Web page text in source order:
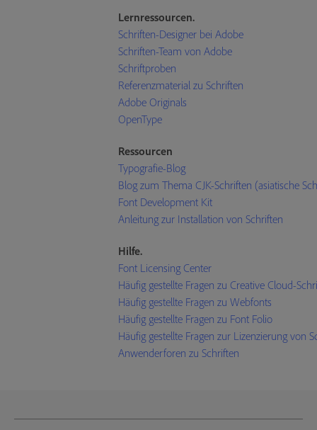
Lernressourcen.
Schriften-Designer bei Adobe
Schriften-Team von Adobe
Schriftproben
Referenzmaterial zu Schriften
Adobe Originals
OpenType
Ressourcen
Typografie-Blog
Blog zum Thema CJK-Schriften (asiatische
Font Development Kit
Anleitung zur Installation von Schriften
Hilfe.
Font Licensing Center
Häufig gestellte Fragen zu Creative Cloud-
Häufig gestellte Fragen zu Webfonts
Häufig gestellte Fragen zu Font Folio
Häufig gestellte Fragen zur Lizenzierung von
Anwenderforen zu Schriften